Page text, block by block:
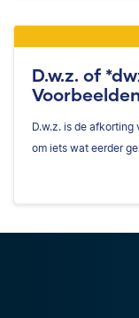
D.w.z. of
D.w.z. is de
om iets wat eerder